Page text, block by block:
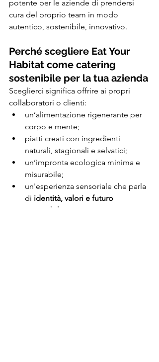
potente per le aziende di prendersi
cura del proprio team in modo
autentico, sostenibile, innovativo.
Perché scegliere Eat Your
Habitat come catering
sostenibile per la tua azienda
Sceglierci significa offrire ai propri
collaboratori o clienti:
un’alimentazione rigenerante per
corpo e mente;
piatti creati con ingredienti
naturali, stagionali e selvatici;
un’impronta ecologica minima e
misurabile;
un'esperienza sensoriale che parla
di identità, valori e futuro
sostenibile